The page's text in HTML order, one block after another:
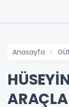
Anasayfa